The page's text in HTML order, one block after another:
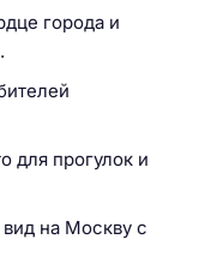
города и
для прогулок и
на Москву с